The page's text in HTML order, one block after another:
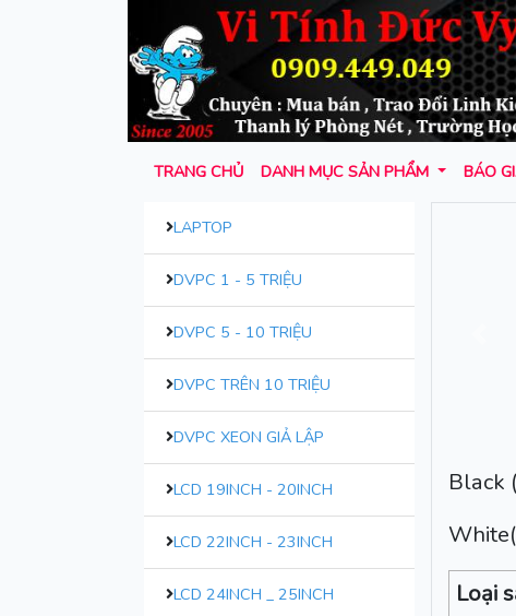
TRANG CHỦ DANH MỤC SẢN PHẨM BÁO
LAPTOP
DVPC 1 - 5 TRIỆU
DVPC 5 - 10 TRIỆU
DVPC TRÊN 10 TRIỆU
DVPC XEON GIẢ LẬP
LCD 19INCH - 20INCH
LCD 22INCH - 23INCH
LCD 24INCH _ 25INCH
Black
Loại